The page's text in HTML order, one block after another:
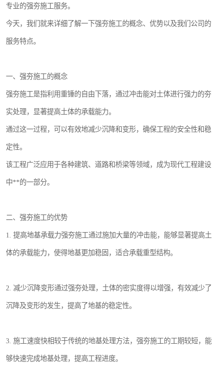
专业的强夯施工服务。
今天，我们就来详细了解一下强夯施工的概念、优势以及我们公司的
服务特点。
一、强夯施工的概念
强夯施工是指利用重锤的自由下落，通过冲击能对土体进行强力的夯
实处理，显著提高土体的承载能力。
通过这一过程，可以有效地减少沉降和变形，确保工程的安全性和稳
定性。
该工程广泛应用于各种建筑、道路和桥梁等领域，成为现代工程建设
中**的一部分。
二、强夯施工的优势
1. 提高地基承载力强夯施工通过施加大量的冲击能，能够显著提高土
体的承载能力，使得地基更加稳固，适合承载重型结构。
2. 减少沉降变形通过强夯处理，土体的密实度得以增强，有效减少了
沉降及变形的发生，提高了地基的稳定性。
3. 施工速度快相较于传统的地基处理方法，强夯施工的工期较短，能
够快速完成地基处理，提高工程进度。